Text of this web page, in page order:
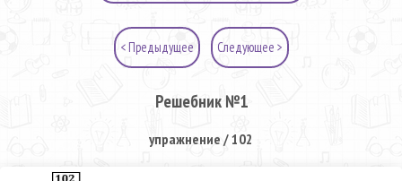
< Предыдущее Следующее >
Решебник №1
упражнение / 102